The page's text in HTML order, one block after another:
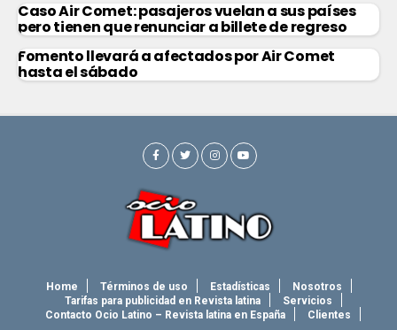
Caso Air Comet: pasajeros vuelan a sus países
pero tienen que renunciar a billete de regreso
Fomento llevará a afectados por Air Comet
hasta el sábado
Home Términos de uso Estadísticas
Nosotros
Tarifas para publicidad en Revista latina
Servicios
Contacto Ocio Latino – Revista latina en España
Clientes